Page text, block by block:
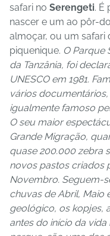
safari no Serengeti. É
nascer e um ao pôr-
almoçar, ou um safari
piquenique. O Parque
da Tanzânia, foi
UNESCO em 1981.
vários
igualmente famoso
O seu maior
Grande Migração,
quase 200.000 zebra
novos pastos criados
Novembro. Seguem-
chuvas de Abril, Maio
geológico, os kopjes,
antes do início da